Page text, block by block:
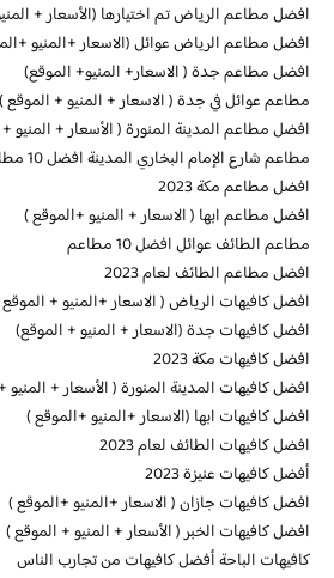
افضل مطاعم الرياض تم اختيارها (الأسعار +
افضل مطاعم الرياض عوائل (الاسعار +المنيو
افضل مطاعم جدة ( الاسعار+ المنيو+ الموقع)
مطاعم عوائل في جدة ( الاسعار + المنيو + الموقع )
افضل مطاعم المدينة المنورة ( الأسعار + المنيو
مطاعم شارع الإمام البخاري المدينة افضل 10 مطاعم ينصح بها
افضل مطاعم مكة 2023
افضل مطاعم ابها ( الاسعار + المنيو +الموقع )
مطاعم الطائف عوائل افضل 10 مطاعم
افضل مطاعم الطائف لعام 2023
افضل كافيهات الرياض ( الاسعار +المنيو +
افضل كافيهات جدة (الاسعار + المنيو + الموقع)
افضل كافيهات مكة 2023
افضل كافيهات المدينة المنورة ( الأسعار + المنيو
افضل كافيهات ابها (الاسعار +المنيو +الموقع )
افضل كافيهات الطائف لعام 2023
أفضل كافيهات عنيزة 2023
افضل كافيهات جازان ( الاسعار +المنيو +الموقع )
افضل كافيهات الخبر ( الأسعار + المنيو + الموقع )
كافيهات الباحة أفضل كافيهات من تجارب الناس